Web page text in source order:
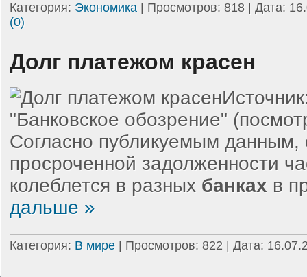
Категория: Экономика | Просмотров: 818 | Дата:
(0)
Долг платежом красен
"Банковское обозрение"
Согласно публикуемым
просроченной задолженности
колеблется в разных банках в
дальше »
Категория: В мире | Просмотров: 822 | Дата: